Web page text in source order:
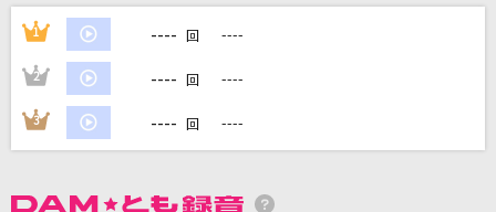
もっと見る
DAMの新曲・ランキングなど
1 ---- 回 ----
2 ---- 回 ----
3 ---- 回 ----